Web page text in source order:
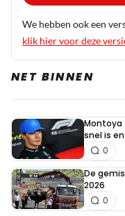
We hebben ook een
klik hier voor deze
NET BINNEN
Montoya
snel is
0
De
2026
0